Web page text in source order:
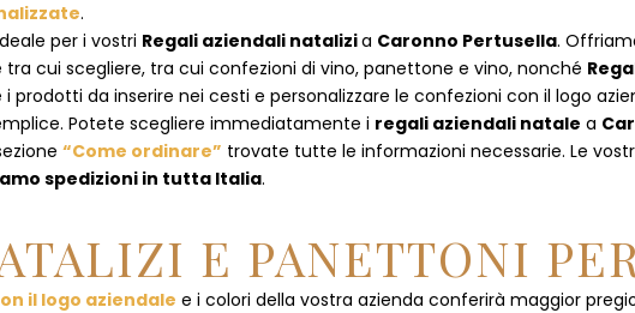
.
per i vostri Regali aziendali natalizia Caronno Pertusella.
cui scegliere, tra cui confezioni di vino, panettone e vino, nonché
da inserire nei cesti e personalizzare le confezioni con il logo
Potete scegliere immediatamente i regali aziendali natale a
“Come ordinare” trovate tutte le informazioni necessarie. Le
spedizioni in tutta Italia.
E PANETTONI
il logo aziendale e i colori della vostra azienda conferirà maggior